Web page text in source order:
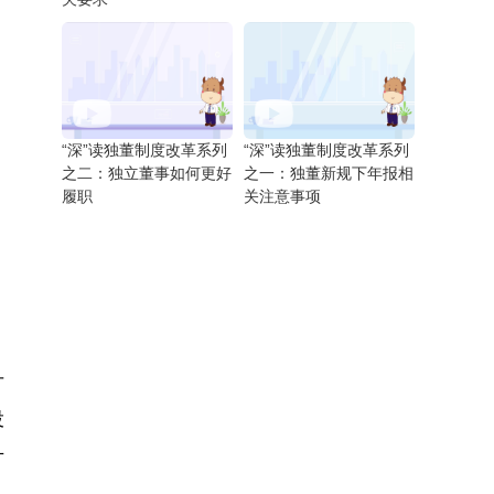
“深”读独董制度改革系列
之二：独立董事如何更好
履职
“深”读独董制度改革系列
之一：独董新规下年报相
关注意事项